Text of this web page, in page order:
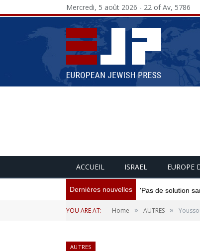
Mercredi, 5 août 2026 - 22 of Av, 5786
ACCUEIL ISRAEL EUROPE
Dernières nouvelles 'Pas de solution
YOU ARE AT: Home » AUTRES »
AUTRES